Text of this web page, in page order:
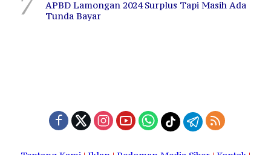
APBD Lamongan 2024 Surplus Tapi Masih Ada
Tunda Bayar